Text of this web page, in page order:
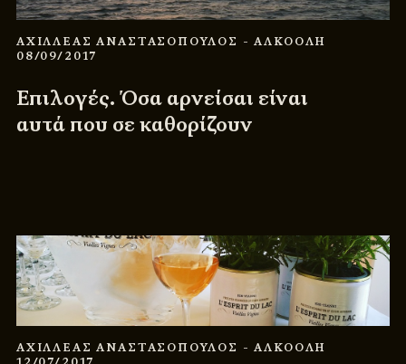
ΑΧΙΛΛΕΑΣ ΑΝΑΣΤΑΣΟΠΟΥΛΟΣ - ΑΛΚΟΟΛΗ
08/09/2017
Επιλογές. Όσα αρνείσαι είναι
αυτά που σε καθορίζουν
ΑΧΙΛΛΕΑΣ ΑΝΑΣΤΑΣΟΠΟΥΛΟΣ - ΑΛΚΟΟΛΗ